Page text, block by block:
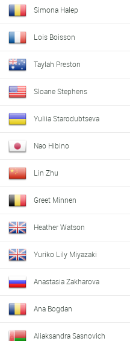
Simona Halep
Lois Boisson
Taylah Preston
Sloane Stephens
Yuliia Starodubtseva
Nao Hibino
Lin Zhu
Greet Minnen
Heather Watson
Yuriko Lily Miyazaki
Anastasia Zakharova
Ana Bogdan
Aliaksandra Sasnovich